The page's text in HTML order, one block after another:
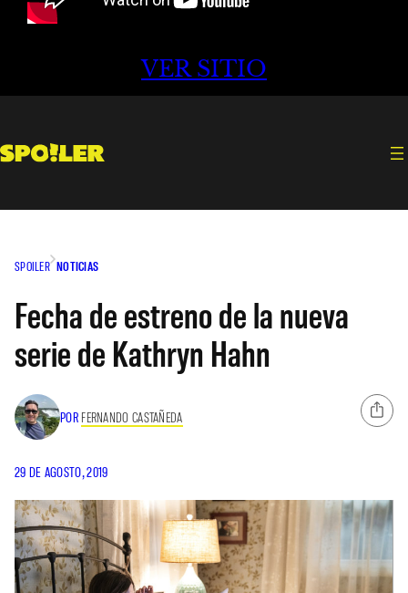
VER SITIO
SPOILER NOTICIAS
Fecha de estreno de la nueva
serie de Kathryn Hahn
POR FERNANDO CASTAÑEDA
29 DE AGOSTO, 2019